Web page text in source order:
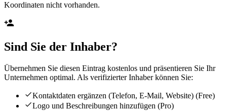
Koordinaten nicht vorhanden.
Sind Sie der Inhaber?
Übernehmen Sie diesen Eintrag kostenlos und präsentieren Sie Ihr
Unternehmen optimal. Als verifizierter Inhaber können Sie:
Kontaktdaten ergänzen (Telefon, E-Mail, Website) (Free)
Logo und Beschreibungen hinzufügen (Pro)